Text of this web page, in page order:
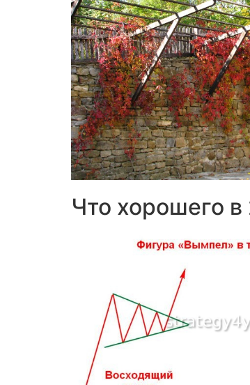
Что хорошего